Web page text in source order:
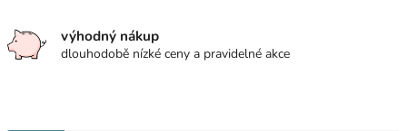
výhodný nákup
dlouhodobě nízké ceny a pravidelné akce